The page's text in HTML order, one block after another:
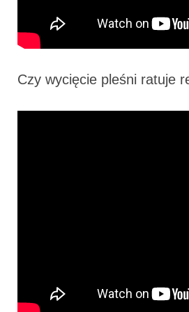
Czy wycięcie pleśni ratuje